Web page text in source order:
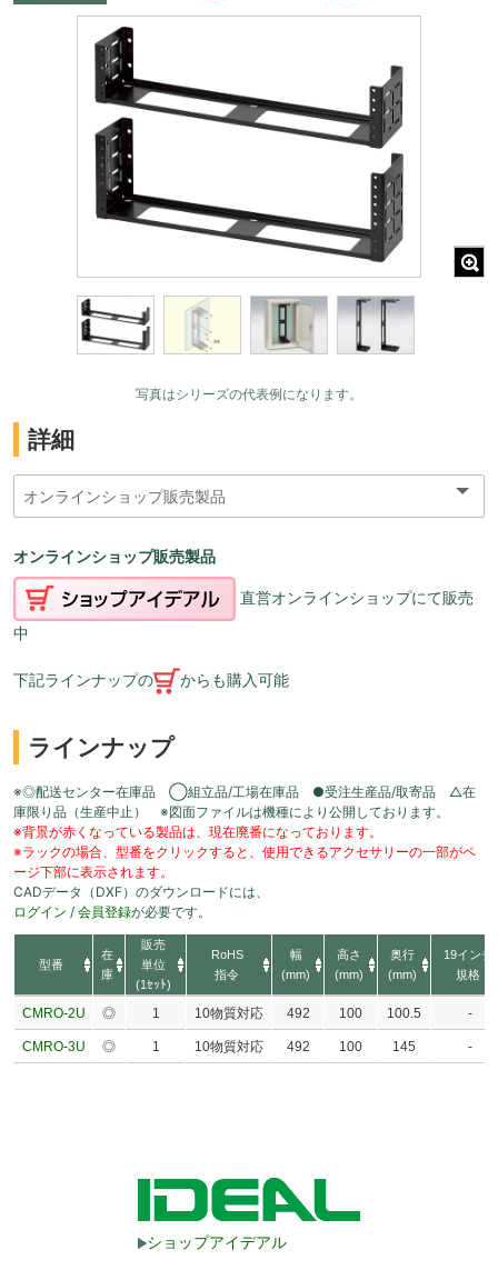
写真はシリーズの代表例になります。
詳細
オンラインショップ販売製品
直営オンラインショップにて販売
中
下記ラインナップの からも購入可能
ラインナップ
※◎配送センター在庫品 ◯組立品/工場在庫品 ●受注生産品/取寄品 △在
庫限り品（生産中止） ※図面ファイルは機種により公開しております。
※背景が赤くなっている製品は、現在廃番になっております。
※ラックの場合、型番をクリックすると、使用できるアクセサリーの一部がペ
ージ下部に表示されます。
CADデータ（DXF）のダウンロードには、
ログイン / 会員登録が必要です。
型番
在
庫
販売
単位
(1ｾｯﾄ)
RoHS
指令
幅
(mm)
高さ
(mm)
奥行
(mm)
19インチ
規格
CMRO-2U ◎ 1 10物質対応 492 100 100.5 -
CMRO-3U ◎ 1 10物質対応 492 100 145 -
ショップアイデアル